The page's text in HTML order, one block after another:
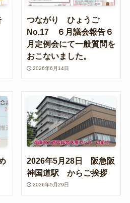
つながり ひょうご
No.17 ６月議会報告６
月定例会にて一般質問を
おこないました。
2026年6月14日
2026年5月28日 阪急阪
神国道駅 からご挨拶
2026年5月29日